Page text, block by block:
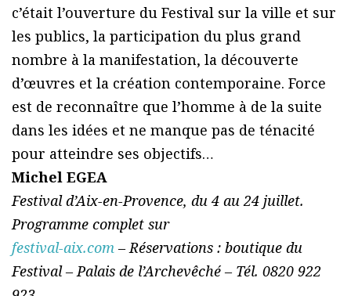
c’était l’ouverture du Festival sur la ville et sur
les publics, la participation du plus grand
nombre à la manifestation, la découverte
d’œuvres et la création contemporaine. Force
est de reconnaître que l’homme à de la suite
dans les idées et ne manque pas de ténacité
pour atteindre ses objectifs…
Michel EGEA
Festival d’Aix-en-Provence, du 4 au 24 juillet.
Programme complet sur
festival-aix.com– Réservations : boutique du
Festival – Palais de l’Archevêché – Tél. 0820 922